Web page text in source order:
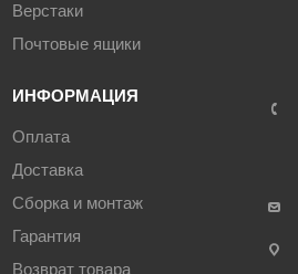
Верстаки
Почтовые ящики
ИНФОРМАЦИЯ
Оплата
Доставка
Сборка и монтаж
Гарантия
Возврат товара